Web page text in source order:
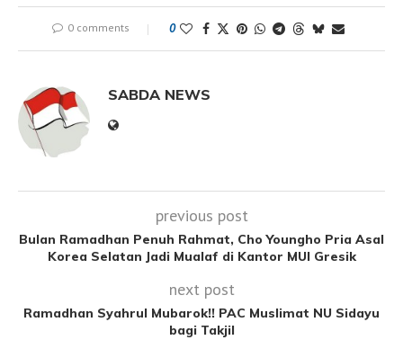
0 comments 0
SABDA NEWS
previous post
Bulan Ramadhan Penuh Rahmat, Cho Youngho Pria Asal
Korea Selatan Jadi Mualaf di Kantor MUI Gresik
next post
Ramadhan Syahrul Mubarok!! PAC Muslimat NU Sidayu
bagi Takjil